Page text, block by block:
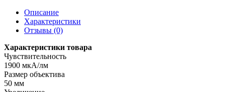
Описание
Характеристики
Отзывы (0)
Характеристики товара
Чувствительность
1900 мкА/лм
Размер объектива
50 мм